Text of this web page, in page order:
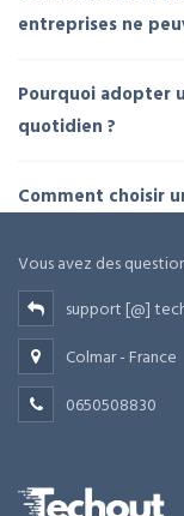
entreprises ne
Pourquoi adopter
quotidien ?
Comment choisir
Vous avez des
support [@]
Colmar - France
0650508830